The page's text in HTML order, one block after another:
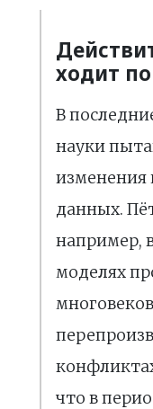
ходит по
В
науки
данных.
например,
моделях
что в